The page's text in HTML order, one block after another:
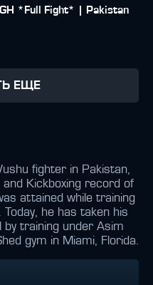
*Full Fight* | Pakistan
ЕЩЕ
fighter in Pakistan,
Kickboxing record of
attained while training
Today, he has taken his
training under Asim
gym in Miami, Florida.